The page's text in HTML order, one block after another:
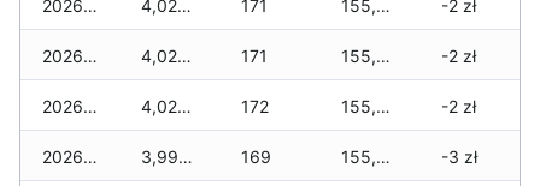
2026-08-02 4,020 zł 171 155,731 zł -2 zł
2026-08-01 4,020 zł 171 155,491 zł -2 zł
2026-07-31 4,020 zł 172 155,483 zł -2 zł
2026-07-29 3,994 zł 169 155,309 zł -3 zł